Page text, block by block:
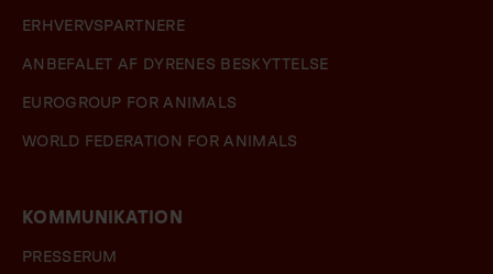
ERHVERVSPARTNERE
ANBEFALET AF DYRENES BESKYTTELSE
EUROGROUP FOR ANIMALS
WORLD FEDERATION FOR ANIMALS
KOMMUNIKATION
PRESSERUM